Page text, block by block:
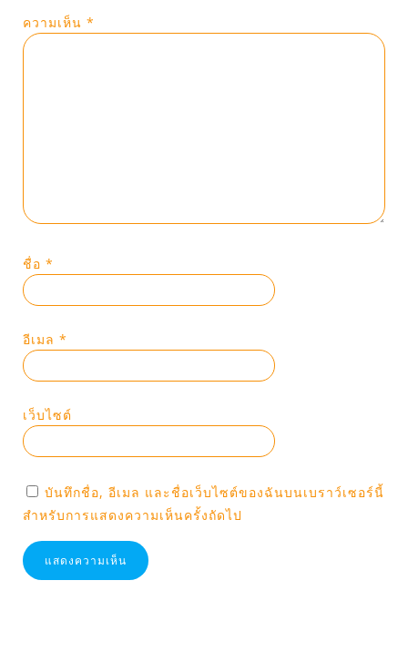
ความเห็น *
ชื่อ *
อีเมล *
เว็บไซต์
บันทึกชื่อ, อีเมล และชื่อเว็บไซต์ของฉันบนเบราว์เซอร์นี้
สำหรับการแสดงความเห็นครั้งถัดไป